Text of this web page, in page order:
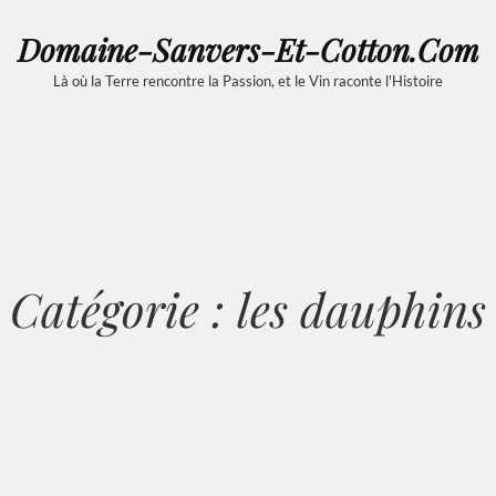
Domaine-Sanvers-Et-Cotton.com
Là où la Terre rencontre la Passion, et le Vin raconte l'Histoire
Catégorie : les dauphins